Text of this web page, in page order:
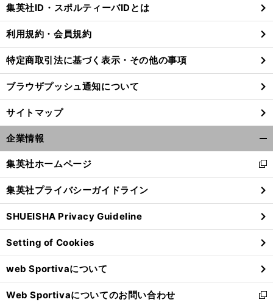
前
る
集英社ID・スポルティーバIDとは
利用規約・会員規約
特定商取引法に基づく表示・その他の事項
ブラウザプッシュ通知について
サイトマップ
企業情報
閉
る
集英社ホームページ
新
し
い
ウ
ィ
ン
ド
ウ
で
開
く
集英社プライバシーガイドライン
SHUEISHA Privacy Guideline
Setting of Cookies
web Sportivaについて
Web Sportivaについてのお問い合わせ
新